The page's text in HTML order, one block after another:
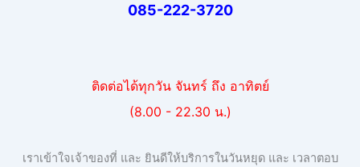
085-222-3720
ติดต่อได้ทุกวัน จันทร์ ถึง อาทิตย์
(8.00 - 22.30 น.)
เราเข้าใจเจ้าของที่ และ ยินดีให้บริการในวันหยุด และ เวลาตอบ